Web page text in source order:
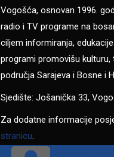
Vogošća, osnovan 1996.
radio i TV programe na
ciljem informiranja,
programi promovišu kulturu,
područja Sarajeva i Bosne i
Sjedište: Jošanička 33,
Za dodatne informacije
stranicu.